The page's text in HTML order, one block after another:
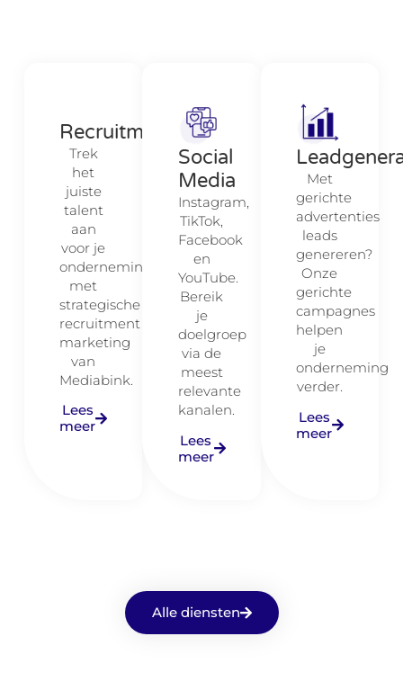
Recruitment
Trek
het
juiste
talent
aan
voor je
onderneming
met
strategische
recruitment
marketing
van
Mediabink.
Lees
meer
Social
Media
Instagram,
TikTok,
Facebook
en
YouTube.
Bereik
je
doelgroep
via de
meest
relevante
kanalen.
Lees
meer
Met
gerichte
advertenties
leads
genereren?
Onze
gerichte
campagnes
helpen
je
onderneming
verder.
Lees
meer
Alle diensten